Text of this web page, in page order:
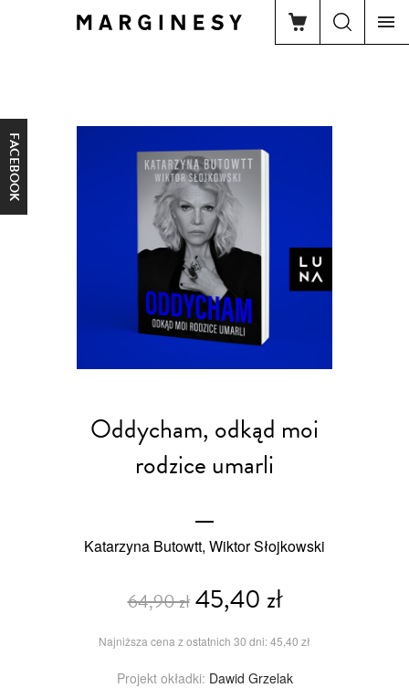
FACEBOOK
Oddycham, odkąd moi
rodzice umarli
Katarzyna Butowtt, Wiktor Słojkowski
64,90 zł45,40 zł
Najniższa cena z ostatnich 30 dni: 45,40 zł
Projekt okładki: Dawid Grzelak